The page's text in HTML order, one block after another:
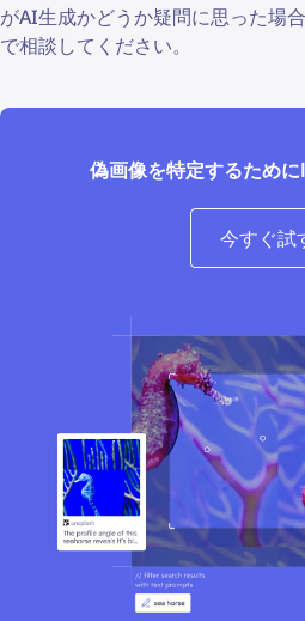
がAI生成かどうか疑問に思った場
で相談してください。
偽画像を特定するため
今すぐ試